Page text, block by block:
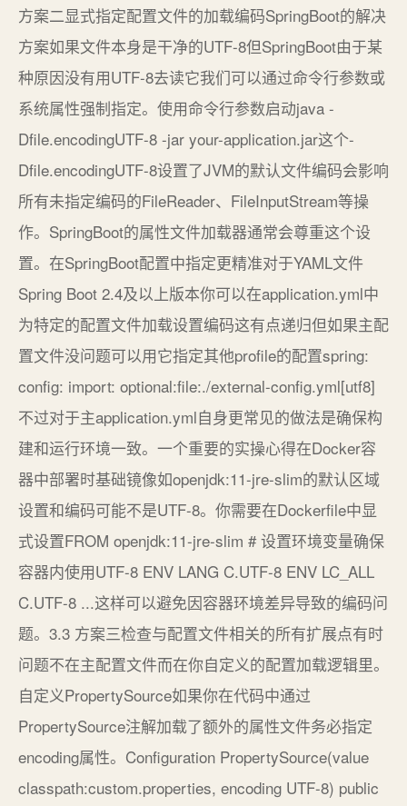
方案二显式指定配置文件的加载编码SpringBoot的解决
方案如果文件本身是干净的UTF-8但SpringBoot由于某
种原因没有用UTF-8去读它我们可以通过命令行参数或
系统属性强制指定。使用命令行参数启动java -
Dfile.encodingUTF-8 -jar your-application.jar这个-
Dfile.encodingUTF-8设置了JVM的默认文件编码会影响
所有未指定编码的FileReader、FileInputStream等操
作。SpringBoot的属性文件加载器通常会尊重这个设
置。在SpringBoot配置中指定更精准对于YAML文件
Spring Boot 2.4及以上版本你可以在application.yml中
为特定的配置文件加载设置编码这有点递归但如果主配
置文件没问题可以用它指定其他profile的配置spring:
config: import: optional:file:./external-config.yml[utf8]
不过对于主application.yml自身更常见的做法是确保构
建和运行环境一致。一个重要的实操心得在Docker容
器中部署时基础镜像如openjdk:11-jre-slim的默认区域
设置和编码可能不是UTF-8。你需要在Dockerfile中显
式设置FROM openjdk:11-jre-slim # 设置环境变量确保
容器内使用UTF-8 ENV LANG C.UTF-8 ENV LC_ALL
C.UTF-8 ...这样可以避免因容器环境差异导致的编码问
题。3.3 方案三检查与配置文件相关的所有扩展点有时
问题不在主配置文件而在你自定义的配置加载逻辑里。
自定义PropertySource如果你在代码中通过
PropertySource注解加载了额外的属性文件务必指定
encoding属性。Configuration PropertySource(value
classpath:custom.properties, encoding UTF-8) public